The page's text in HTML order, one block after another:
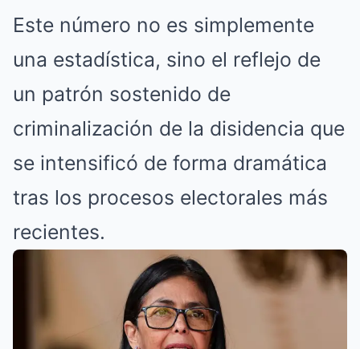
Este número no es simplemente
una estadística, sino el reflejo de
un patrón sostenido de
criminalización de la disidencia que
se intensificó de forma dramática
tras los procesos electorales más
recientes.